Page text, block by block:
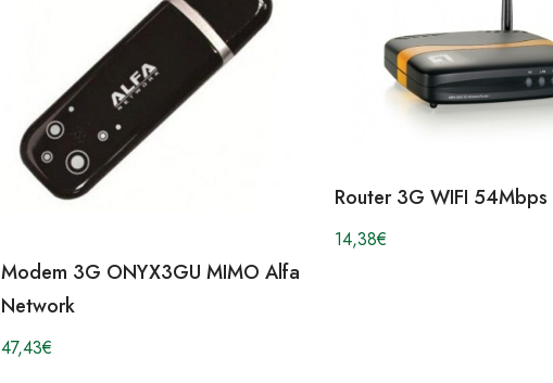
Modem 3G ONYX3GU MIMO Alfa
Network
47,43€
Router 3G WIFI 54Mbps
14,38€